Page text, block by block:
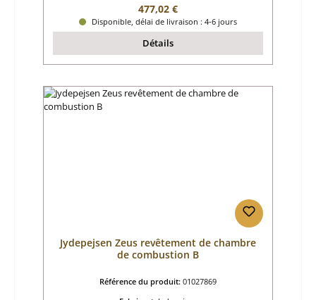
Prix régulier :
477,02 €
Disponible, délai de livraison : 4-6 jours
Détails
Jydepejsen Zeus revêtement de chambre
de combustion B
Référence du produit: 01027869